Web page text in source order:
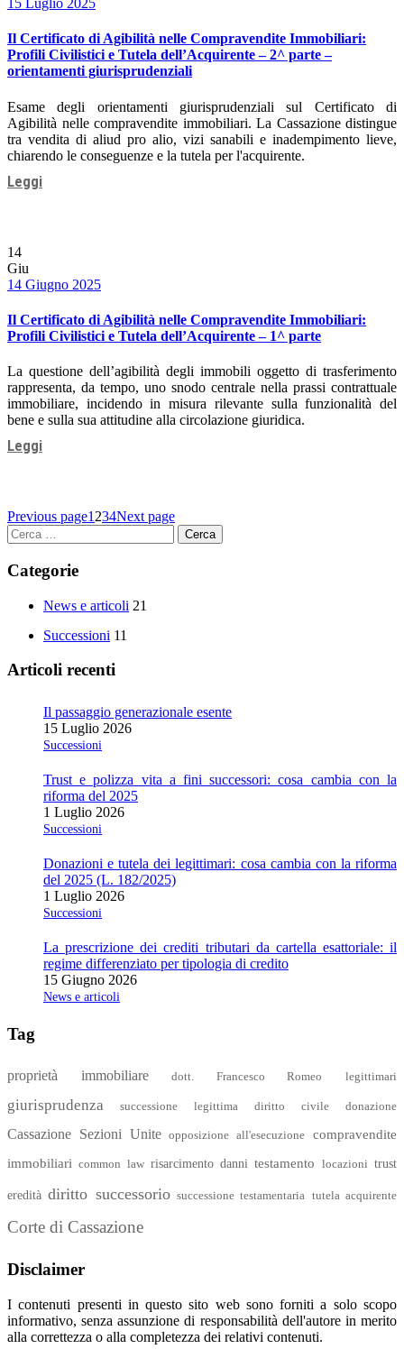
15 Luglio 2025
Il Certificato di Agibilità nelle Compravendite Immobiliari:
Profili Civilistici e Tutela dell’Acquirente – 2^ parte –
orientamenti giurisprudenziali
Esame degli orientamenti giurisprudenziali sul Certificato di
Agibilità nelle compravendite immobiliari. La Cassazione distingue
tra vendita di aliud pro alio, vizi sanabili e inadempimento lieve,
chiarendo le conseguenze e la tutela per l'acquirente.
Leggi
14
Giu
Date
14 Giugno 2025
Il Certificato di Agibilità nelle Compravendite Immobiliari:
Profili Civilistici e Tutela dell’Acquirente – 1^ parte
La questione dell’agibilità degli immobili oggetto di trasferimento
rappresenta, da tempo, uno snodo centrale nella prassi contrattuale
immobiliare, incidendo in misura rilevante sulla funzionalità del
bene e sulla sua attitudine alla circolazione giuridica.
Leggi
Previous page1 234Next page
Ricerca
per:
Categorie
News e articoli 21
Successioni 11
Articoli recenti
Il passaggio generazionale esente
15 Luglio 2026
Successioni
Trust e polizza vita a fini successori: cosa cambia con la
riforma del 2025
1 Luglio 2026
Successioni
Donazioni e tutela dei legittimari: cosa cambia con la riforma
del 2025 (L. 182/2025)
1 Luglio 2026
Successioni
La prescrizione dei crediti tributari da cartella esattoriale: il
regime differenziato per tipologia di credito
15 Giugno 2026
News e articoli
Tag
proprietà immobiliare dott. Francesco Romeo legittimari
giurisprudenza successione legittima diritto civile donazione
Cassazione Sezioni Unite opposizione all'esecuzione
compravendite
immobiliari common law risarcimento danni testamento locazioni trust
eredità diritto successorio successione testamentaria tutela acquirente
Corte di Cassazione
Disclaimer
I contenuti presenti in questo sito web sono forniti a solo scopo
informativo, senza assunzione di responsabilità dell'autore in merito
alla correttezza o alla completezza dei relativi contenuti.